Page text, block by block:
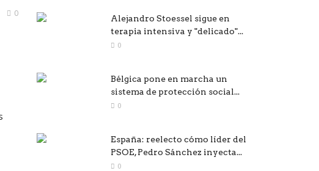
0
Alejandro Stoessel sigue en
terapia intensiva y "delicado"...
0
Bélgica pone en marcha un
sistema de protección social...
0
España: reelecto cómo líder del
PSOE, Pedro Sánchez inyecta...
0